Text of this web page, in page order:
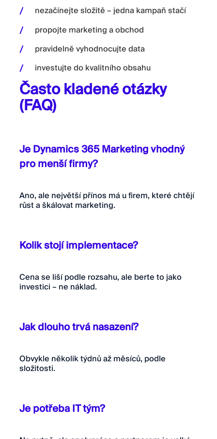
nezačínejte složitě – jedna kampaň stačí
propojte marketing a obchod
pravidelně vyhodnocujte data
investujte do kvalitního obsahu
Často kladené otázky
(FAQ)
Je Dynamics 365 Marketing vhodný
pro menší firmy?
Ano, ale největší přínos má u firem, které chtějí
růst a škálovat marketing.
Kolik stojí implementace?
Cena se liší podle rozsahu, ale berte to jako
investici – ne náklad.
Jak dlouho trvá nasazení?
Obvykle několik týdnů až měsíců, podle
složitosti.
Je potřeba IT tým?